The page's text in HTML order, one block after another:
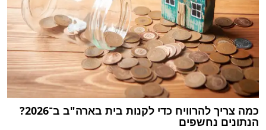
כמה צריך להרוויח כדי לקנות בית בארה"ב ב־2026?
הנתונים נחשפים